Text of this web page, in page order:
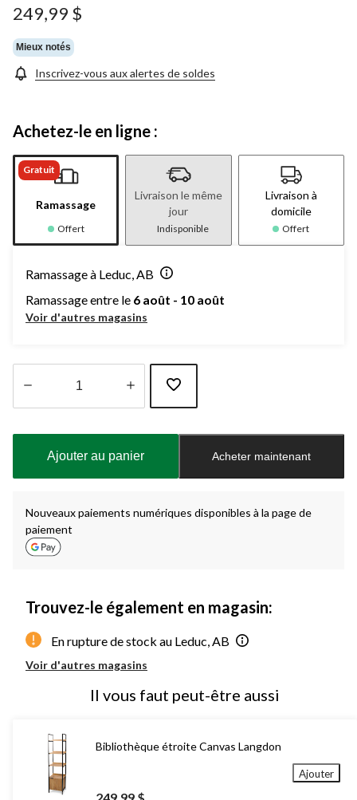
249,99 $
Mieux notés
Inscrivez-vous aux alertes de soldes
Achetez-le en ligne :
Gratuit
Ramassage
Offert
Livraison le même
jour
Indisponible
Livraison à
domicile
Offert
Ramassage à Leduc, AB
Ramassage entre le 6 août - 10 août
Voir d'autres magasins
à
Ajouter au panier Acheter maintenant
Nouveaux paiements numériques disponibles à la page de
paiement
Trouvez-le également en magasin:
En rupture de stock au Leduc, AB
Voir d'autres magasins
Il vous faut peut-être aussi
Bibliothèque étroite Canvas Langdon
Ajouter